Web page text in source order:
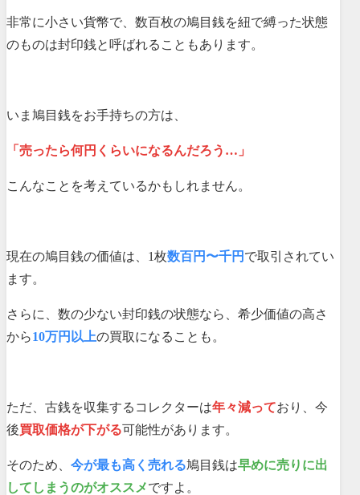
非常に小さい貨幣で、数百枚の鳩目銭を紐で縛った状態
のものは封印銭と呼ばれることもあります。
いま鳩目銭をお手持ちの方は、
「売ったら何円くらいになるんだろう…」
こんなことを考えているかもしれません。
現在の鳩目銭の価値は、1枚数百円〜千円 で取引されてい
ます。
さらに、数の少ない封印銭の状態なら、希少価値の高さ
から10万円以上の買取になることも。
ただ、古銭を収集するコレクターは年々減っており、今
後買取価格が下がる可能性があります。
そのため、 今が最も高く売れる鳩目銭は早めに売りに出
してしまうのがオススメですよ。